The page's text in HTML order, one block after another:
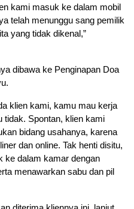
kami masuk ke dalam mobil
telah menunggu sang pemilik
yang tidak dikenal,”
dibawa ke Penginapan Doa
klien kami, kamu mau kerja
tidak. Spontan, klien kami
bidang usahanya, karena
dan online. Tak henti disitu,
ke dalam kamar dengan
menawarkan sabu dan pil